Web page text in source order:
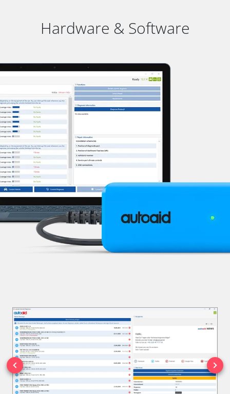
Hardware & Software